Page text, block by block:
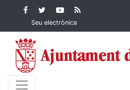
Contingut principalFacebook
Ajuntament de Dénia
Twitter
Ajuntament de
Dénia
YouTube
Ajuntament
de Dénia
Ajuntament
Seu electrònica